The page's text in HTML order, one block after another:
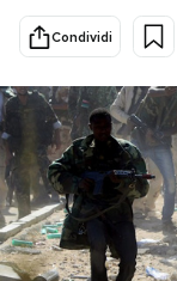
Scienza
Economia
Sport
PODCAST
Condividi